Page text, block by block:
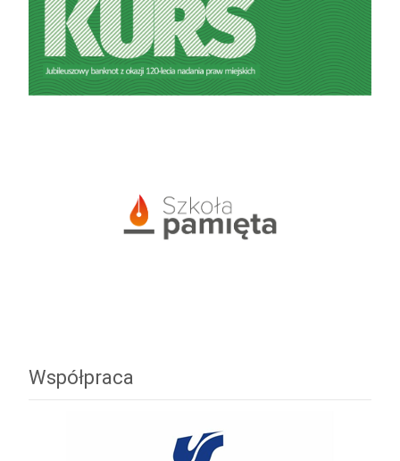
Współpraca